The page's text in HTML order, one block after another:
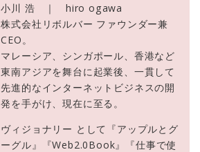
小川 浩 ｜ hiro ogawa
株式会社リボルバー ファウンダー兼
CEO。
マレーシア、シンガポール、香港など
東南アジアを舞台に起業後、一貫して
先進的なインターネットビジネスの開
発を手がけ、現在に至る。
ヴィジョナリー として『アップルとグ
ーグル』『Web2.0Book』『仕事で使